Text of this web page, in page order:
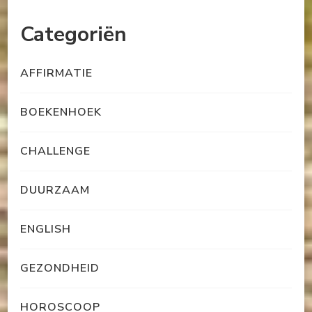
Categoriën
AFFIRMATIE
BOEKENHOEK
CHALLENGE
DUURZAAM
ENGLISH
GEZONDHEID
HOROSCOOP